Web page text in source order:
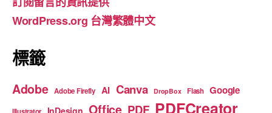
o
k
e
WordPress.org 台灣繁體中文
標籤
Adobe Adobe Firefly AI Canva DropBox Flash Google
Office PDFCreator